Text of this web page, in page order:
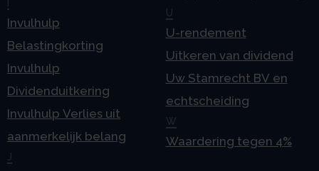
Invulhulp
Belastingkorting
Invulhulp
Dividenduitkering
Invulhulp Verlies uit
aanmerkelijk belang
U
U-rendement
Uitkeren van dividend
Uw Stamrecht BV en
echtscheiding
W
Waardering tegen 4%